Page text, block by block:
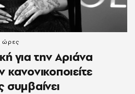
για την Αριάνα
συμβαίνει
ώρες